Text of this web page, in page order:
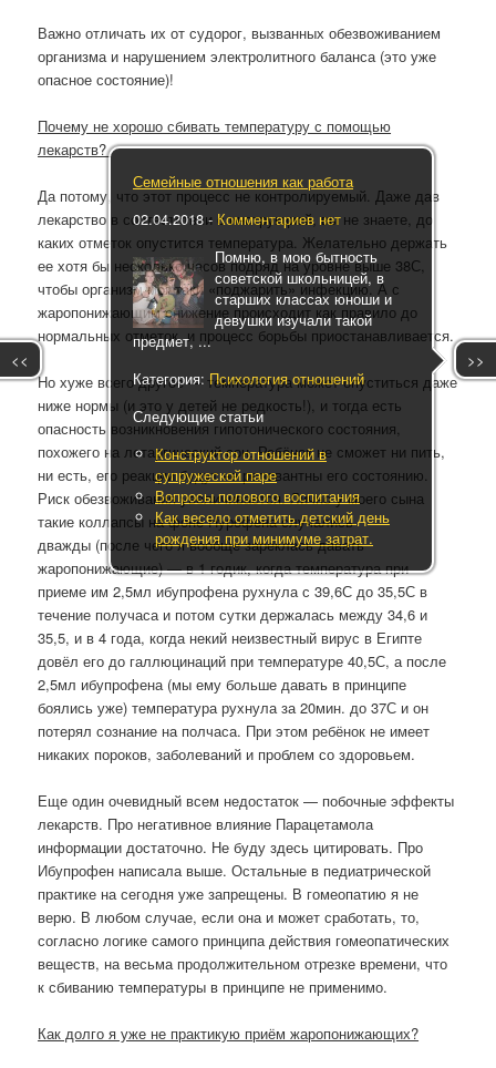
Важно отличать их от судорог, вызванных обезвоживанием
организма и нарушением электролитного баланса (это уже
опасное состояние)!
Почему не хорошо сбивать температуру с помощью
лекарств?
Да потому, что этот процесс не контролируемый. Даже дав
лекарство в соответствии с инструкцией, вы не знаете, до
каких отметок опустится температура. Желательно держать
ее хотя бы несколько часов подряд на уровне выше 38С,
чтобы организм мог таки «поджарить» инфекцию. А с
жаропонижающим снижение происходит как правило до
нормальных отметок, и процесс борьбы приостанавливается.
Но хуже всего другое — температура может опуститься даже
ниже нормы (и это у детей не редкость!), и тогда есть
опасность возникновения гипотонического состояния,
похожего на летаргический сон. Ребёнок не сможет ни пить,
ни есть, его реакции будут не релевантны его состоянию.
Риск обезвоживания увеличивается. Лично у моего сына
такие коллапсы на фоне Нурофена случались
дважды (после чего я вообще зареклась давать
жаропонижающие) — в 1 годик, когда температура при
приеме им 2,5мл ибупрофена рухнула с 39,6С до 35,5С в
течение получаса и потом сутки держалась между 34,6 и
35,5, и в 4 года, когда некий неизвестный вирус в Египте
довёл его до галлюцинаций при температуре 40,5С, а после
2,5мл ибупрофена (мы ему больше давать в принципе
боялись уже) температура рухнула за 20мин. до 37С и он
потерял сознание на полчаса. При этом ребёнок не имеет
никаких пороков, заболеваний и проблем со здоровьем.
Еще один очевидный всем недостаток — побочные эффекты
лекарств. Про негативное влияние Парацетамола
информации достаточно. Не буду здесь цитировать. Про
Ибупрофен написала выше. Остальные в педиатрической
практике на сегодня уже запрещены. В гомеопатию я не
верю. В любом случае, если она и может сработать, то,
согласно логике самого принципа действия гомеопатических
веществ, на весьма продолжительном отрезке времени, что
к сбиванию температуры в принципе не применимо.
Как долго я уже не практикую приём жаропонижающих?
<< >>
Семейные отношения как работа
02.04.2018- Комментариев нет
Помню, в мою бытность
советской школьницей, в
старших классах юноши и
девушки изучали такой
предмет, ...
Категория:Психология отношений
Следующие статьи
Конструктор отношений в
супружеской паре
Вопросы полового воспитания
Как весело отметить детский день
рождения при минимуме затрат.